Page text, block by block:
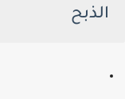
الذبح